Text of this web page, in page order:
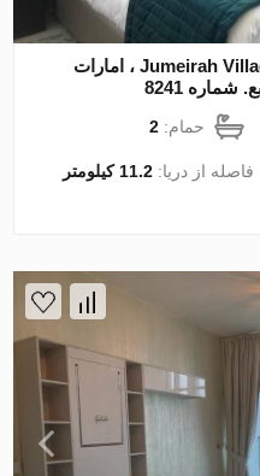
هتل آپارتمان در Jumeirah Village Circle، Dubai ، امارات
حمام:2
فاصله از دریا:11.2 کیلومتر